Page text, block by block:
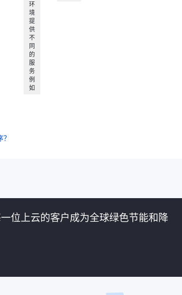
环
境
提
供
不
同
的
服
务
例
如
位上云的客户成为全球绿色节能和降